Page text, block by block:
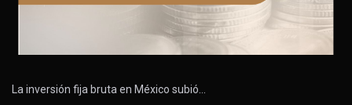
La inversión fija bruta en México subió…